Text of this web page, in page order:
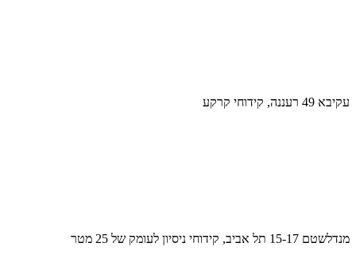
עקיבא 49 רעננה, קידוחי קרקע
מנדלשטם 15-17 תל אביב, קידוחי ניסיון לעומק של 25 מטר